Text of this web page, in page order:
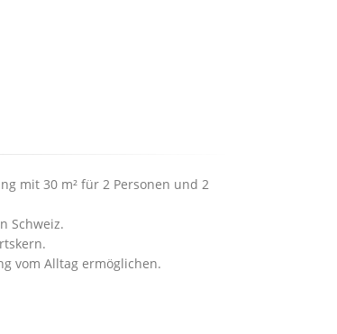
mit 30 m² für 2 Personen und 2
Schweiz.
vom Alltag ermöglichen.